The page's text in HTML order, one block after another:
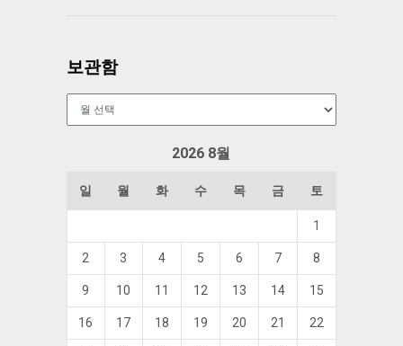
보관함
2026 8월
일 월 화 수 목 금 토
1
2 3 4 5 6 7 8
9 10 11 12 13 14 15
16 17 18 19 20 21 22